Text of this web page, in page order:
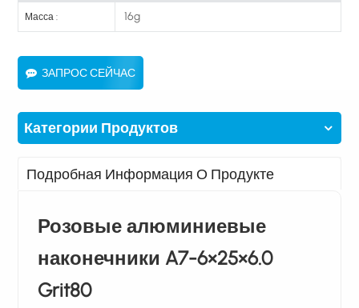
Масса : 16g
ЗАПРОС СЕЙЧАС
Категории Продуктов
Подробная Информация О Продукте
Розовые алюминиевые
наконечники A7-6×25×6.0
Grit80